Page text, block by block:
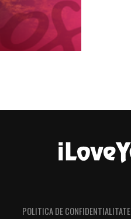
POLITICA DE CONFIDENTIALITATE